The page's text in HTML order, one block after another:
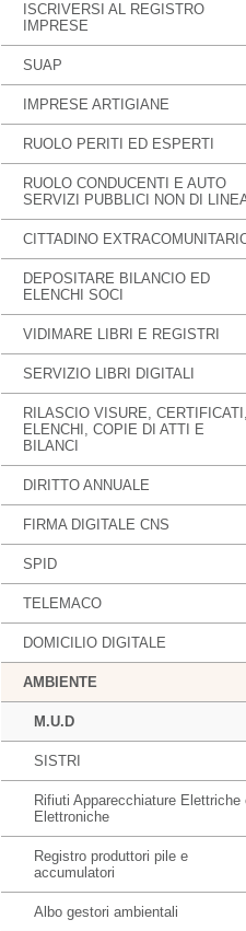
ISCRIVERSI AL REGISTRO
IMPRESE
SUAP
IMPRESE ARTIGIANE
RUOLO PERITI ED ESPERTI
RUOLO CONDUCENTI E AUTO
SERVIZI PUBBLICI NON DI
CITTADINO
DEPOSITARE BILANCIO ED
ELENCHI SOCI
VIDIMARE LIBRI E REGISTRI
SERVIZIO LIBRI DIGITALI
RILASCIO VISURE, CERTIFICATI,
ELENCHI, COPIE DI ATTI E
BILANCI
DIRITTO ANNUALE
FIRMA DIGITALE CNS
SPID
TELEMACO
DOMICILIO DIGITALE
AMBIENTE
M.U.D
SISTRI
Rifiuti Apparecchiature Elettriche
Elettroniche
Registro produttori pile e
accumulatori
Albo gestori ambientali